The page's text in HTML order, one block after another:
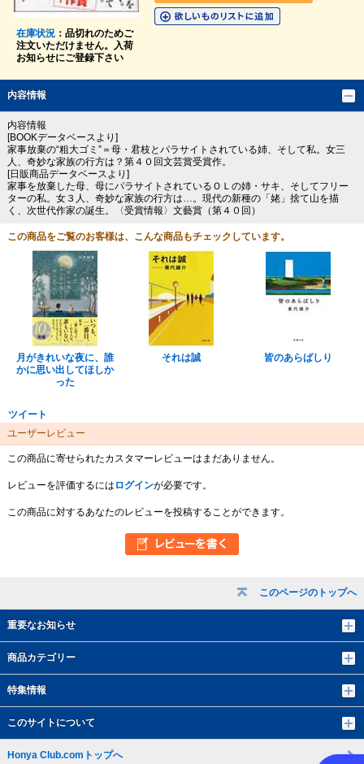
このページのトップへ
重要なお知らせ
商品カテゴリー
特集情報
このサイトについて
在庫状況：品切れのためご
注文いただけません。入荷
お知らせにご登録下さい
内容情報
内容情報
[BOOKデータベースより]
家事放棄の“粗大ゴミ”＝母・君枝とパラサイトされている姉、そして私。女三
人、奇妙な家族の行方は？第４０回文芸賞受賞作。
[日販商品データベースより]
家事を放棄した母、母にパラサイトされているＯＬの姉・サキ、そしてフリー
ターの私。女３人、奇妙な家族の行方は…。現代の新種の「姥」捨て山を描
く、次世代作家の誕生。〈受賞情報〉文藝賞（第４０回）
この商品をご覧のお客様は、こんな商品もチェックしています。
月がきれいな夜に、誰
かに思い出してほしか
った
それは誠 皆のあらばしり
ツイート
ユーザーレビュー
この商品に寄せられたカスタマーレビューはまだありません。
レビューを評価するには ログインが必要です。
この商品に対するあなたのレビューを投稿することができます。
Honya Club.comトップへ